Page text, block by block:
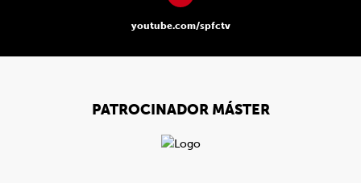
youtube.com/spfctv
PATROCINADOR MÁSTER